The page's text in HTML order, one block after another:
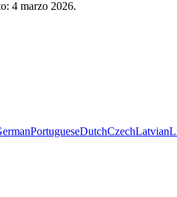
4 marzo 2026.
PortugueseDutchCzechLatvian